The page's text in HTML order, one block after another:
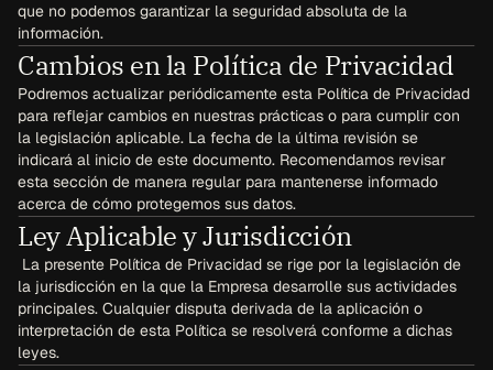
que no podemos garantizar la seguridad absoluta de la
información.
Cambios en la Política de Privacidad
Podremos actualizar periódicamente esta Política de Privacidad
para reflejar cambios en nuestras prácticas o para cumplir con
la legislación aplicable. La fecha de la última revisión se
indicará al inicio de este documento. Recomendamos revisar
esta sección de manera regular para mantenerse informado
acerca de cómo protegemos sus datos.
Ley Aplicable y Jurisdicción
la jurisdicción en la que la Empresa desarrolle sus actividades
principales. Cualquier disputa derivada de la aplicación o
interpretación de esta Política se resolverá conforme a dichas
leyes.